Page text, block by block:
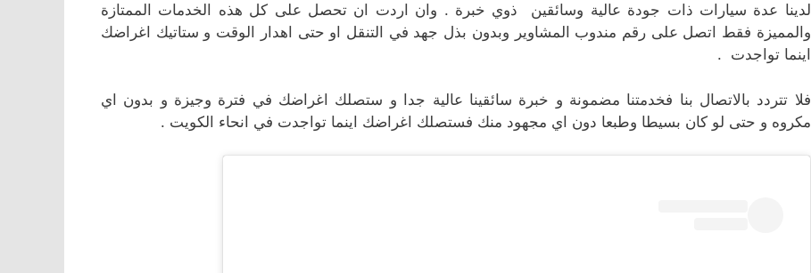
لدينا عدة سيارات ذات جودة عالية وسائقين ذوي خبرة . وان اردت ان تحصل على كل هذه الخدمات الممتازة
والمميزة فقط اتصل على رقم مندوب المشاوير وبدون بذل جهد في التنقل او حتى اهدار الوقت و ستاتيك اغراضك
اينما تواجدت .
فلا تتردد بالاتصال بنا فخدمتنا مضمونة و خبرة سائقينا عالية جدا و ستصلك اغراضك في فترة وجيزة و بدون اي
مكروه و حتى لو كان بسيطا وطبعا دون اي مجهود منك فستصلك اغراضك اينما تواجدت في انحاء الكويت .